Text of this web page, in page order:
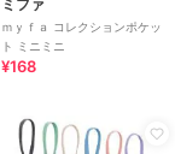
ミファ
ｍｙｆａ コレクションポケッ
ト ミニミニ
¥168